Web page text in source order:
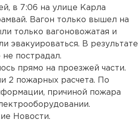
в 7:06 на улице Карла
Вагон только вышел на
только вагоновожатая и
эвакуироваться. В результате
пострадал.
прямо на проезжей части.
2 пожарных расчета. По
причиной пожара
Новости.